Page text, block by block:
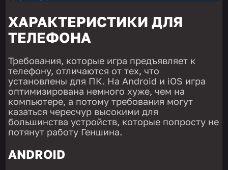
ХАРАКТЕРИСТИКИ ДЛЯ
ТЕЛЕФОНА
Требования, которые игра предъявляет к
телефону, отличаются от тех, что
установлены для ПК. На Android и iOS игра
оптимизирована немного хуже, чем на
компьютере, а потому требования могут
казаться чересчур высокими для
большинства устройств, которые попросту не
потянут работу Геншина.
ANDROID